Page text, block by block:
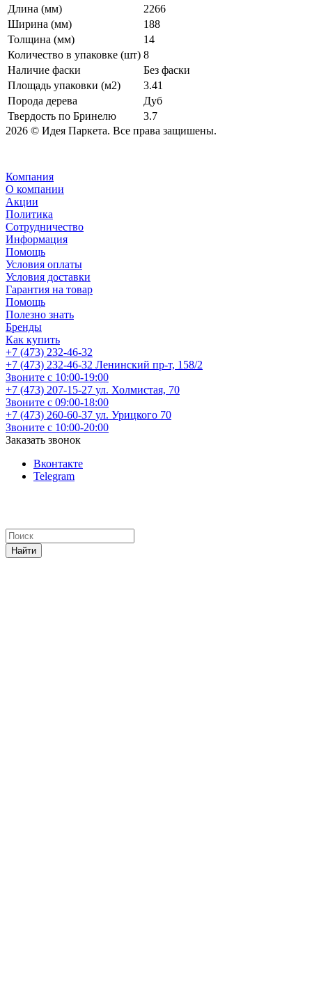
Длина (мм)
2266
Ширина (мм)
188
Толщина (мм)
14
Количество в упаковке (шт) 8
Наличие фаски
Без фаски
Площадь упаковки (м2)
3.41
Порода дерева
Дуб
Твердость по Бринелю
3.7
2026 © Идея Паркета. Все права защишены.
Компания
О компании
Акции
Политика
Сотрудничество
Информация
Помощь
Условия оплаты
Условия доставки
Гарантия на товар
Помощь
Полезно знать
Бренды
Как купить
+7 (473) 232-46-32
+7 (473) 232-46-32 Ленинский пр-т, 158/2
Звоните с 10:00-19:00
+7 (473) 207-15-27 ул. Холмистая, 70
Звоните с 09:00-18:00
+7 (473) 260-60-37 ул. Урицкого 70
Звоните с 10:00-20:00
Заказать звонок
Вконтакте
Telegram
Найти